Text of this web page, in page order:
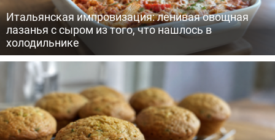
Итальянская импровизация: ленивая овощная
лазанья с сыром из того, что нашлось в
холодильнике